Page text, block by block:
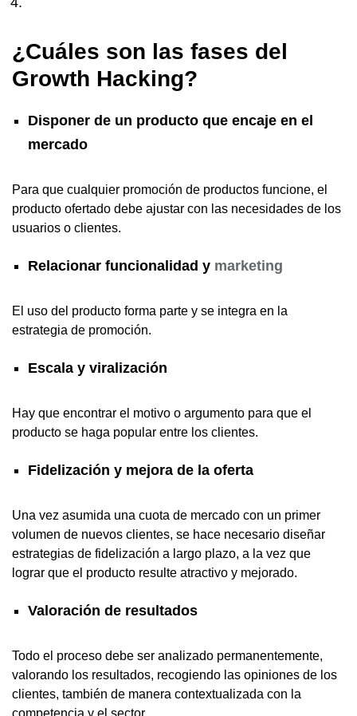
¿Cuáles son las fases del
Growth Hacking?
Disponer de un producto que encaje en el
mercado
Para que cualquier promoción de productos funcione, el
producto ofertado debe ajustar con las necesidades de los
usuarios o clientes.
Relacionar funcionalidad y marketing
El uso del producto forma parte y se integra en la
estrategia de promoción.
Escala y viralización
Hay que encontrar el motivo o argumento para que el
producto se haga popular entre los clientes.
Fidelización y mejora de la oferta
Una vez asumida una cuota de mercado con un primer
volumen de nuevos clientes, se hace necesario diseñar
estrategias de fidelización a largo plazo, a la vez que
lograr que el producto resulte atractivo y mejorado.
Valoración de resultados
Todo el proceso debe ser analizado permanentemente,
valorando los resultados, recogiendo las opiniones de los
clientes, también de manera contextualizada con la